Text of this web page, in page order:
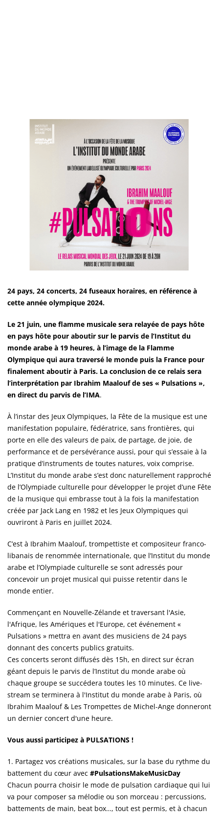
24 pays, 24 concerts, 24 fuseaux horaires, en référence à
cette année olympique 2024.
Le 21 juin, une flamme musicale sera relayée de pays hôte
en pays hôte pour aboutir sur le parvis de l’Institut du
monde arabe à 19 heures, à l’image de la Flamme
Olympique qui aura traversé le monde puis la France pour
finalement aboutir à Paris. La conclusion de ce relais sera
l’interprétation par Ibrahim Maalouf de ses « Pulsations »,
en direct du parvis de l’IMA.
À l’instar des Jeux Olympiques, la Fête de la musique est une
manifestation populaire, fédératrice, sans frontières, qui
porte en elle des valeurs de paix, de partage, de joie, de
performance et de persévérance aussi, pour qui s’essaie à la
pratique d’instruments de toutes natures, voix comprise.
L’Institut du monde arabe s’est donc naturellement rapproché
de l’Olympiade culturelle pour développer le projet d’une Fête
de la musique qui embrasse tout à la fois la manifestation
créée par Jack Lang en 1982 et les Jeux Olympiques qui
ouvriront à Paris en juillet 2024.
C’est à Ibrahim Maalouf, trompettiste et compositeur franco-
libanais de renommée internationale, que l’Institut du monde
arabe et l’Olympiade culturelle se sont adressés pour
concevoir un projet musical qui puisse retentir dans le
monde entier.
Commençant en Nouvelle-Zélande et traversant l'Asie,
l'Afrique, les Amériques et l'Europe, cet événement «
Pulsations » mettra en avant des musiciens de 24 pays
donnant des concerts publics gratuits.
Ces concerts seront diffusés dès 15h, en direct sur écran
géant depuis le parvis de l’Institut du monde arabe où
chaque groupe se succédera toutes les 10 minutes. Ce live-
stream se terminera à l'Institut du monde arabe à Paris, où
Ibrahim Maalouf & Les Trompettes de Michel-Ange donneront
un dernier concert d'une heure.
Vous aussi participez à PULSATIONS !
Partagez vos créations musicales, sur la base du rythme du
battement du cœur avec #PulsationsMakeMusicDay
Chacun pourra choisir le mode de pulsation cardiaque qui lui
va pour composer sa mélodie ou son morceau : percussions,
battements de main, beat box…, tout est permis, et à chacun